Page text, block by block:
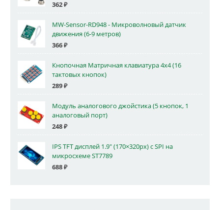
362₽
MW-Sensor-RD948 - Микроволновый датчик
движения (6-9 метров)
366₽
Кнопочная Матричная клавиатура 4x4 (16
тактовых кнопок)
289₽
Модуль аналогового джойстика (5 кнопок, 1
аналоговый порт)
248₽
IPS TFT дисплей 1.9" (170×320px) с SPI на
микросхеме ST7789
688₽